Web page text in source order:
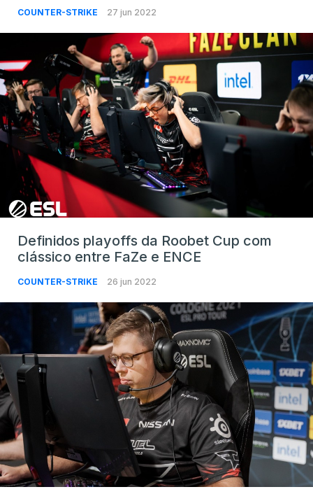
COUNTER-STRIKE 27 jun 2022
Definidos playoffs da Roobet Cup com
clássico entre FaZe e ENCE
COUNTER-STRIKE 26 jun 2022